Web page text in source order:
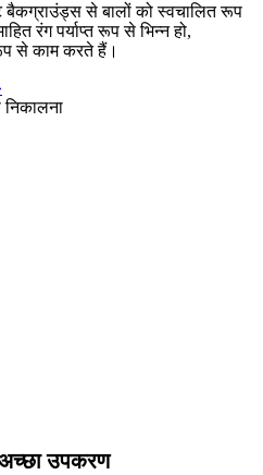
बैकग्राउंड्स से बालों को स्वचालित रूप
रंग पर्याप्त रूप से भिन्न हो,
से काम करते हैं।
उपकरण